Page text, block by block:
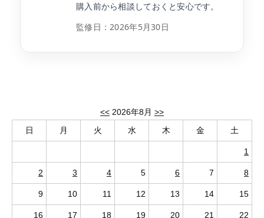
<< 2026年8月 >>
日
月 火 水 木 金 土
1
2 3 4 5 6 7 8
9 10 11 12 13 14 15
16 17 18 19 20 21 22
購入前から相談しておくと安心です。
監修日：2026年5月30日